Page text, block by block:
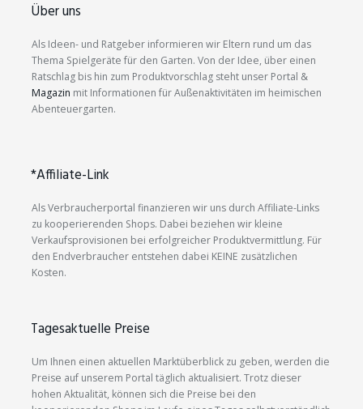
Über uns
Als Ideen- und Ratgeber informieren wir Eltern rund um das
Thema Spielgeräte für den Garten. Von der Idee, über einen
Ratschlag bis hin zum Produktvorschlag steht unser Portal &
Magazin mit Informationen für Außenaktivitäten im heimischen
Abenteuergarten.
*Affiliate-Link
Als Verbraucherportal finanzieren wir uns durch Affiliate-Links
zu kooperierenden Shops. Dabei beziehen wir kleine
Verkaufsprovisionen bei erfolgreicher Produktvermittlung. Für
den Endverbraucher entstehen dabei KEINE zusätzlichen
Kosten.
Tagesaktuelle Preise
Um Ihnen einen aktuellen Marktüberblick zu geben, werden die
Preise auf unserem Portal täglich aktualisiert. Trotz dieser
hohen Aktualität, können sich die Preise bei den